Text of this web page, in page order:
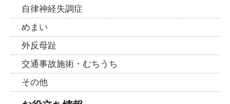
自律神経失調症
めまい
外反母趾
交通事故施術・むちうち
その他